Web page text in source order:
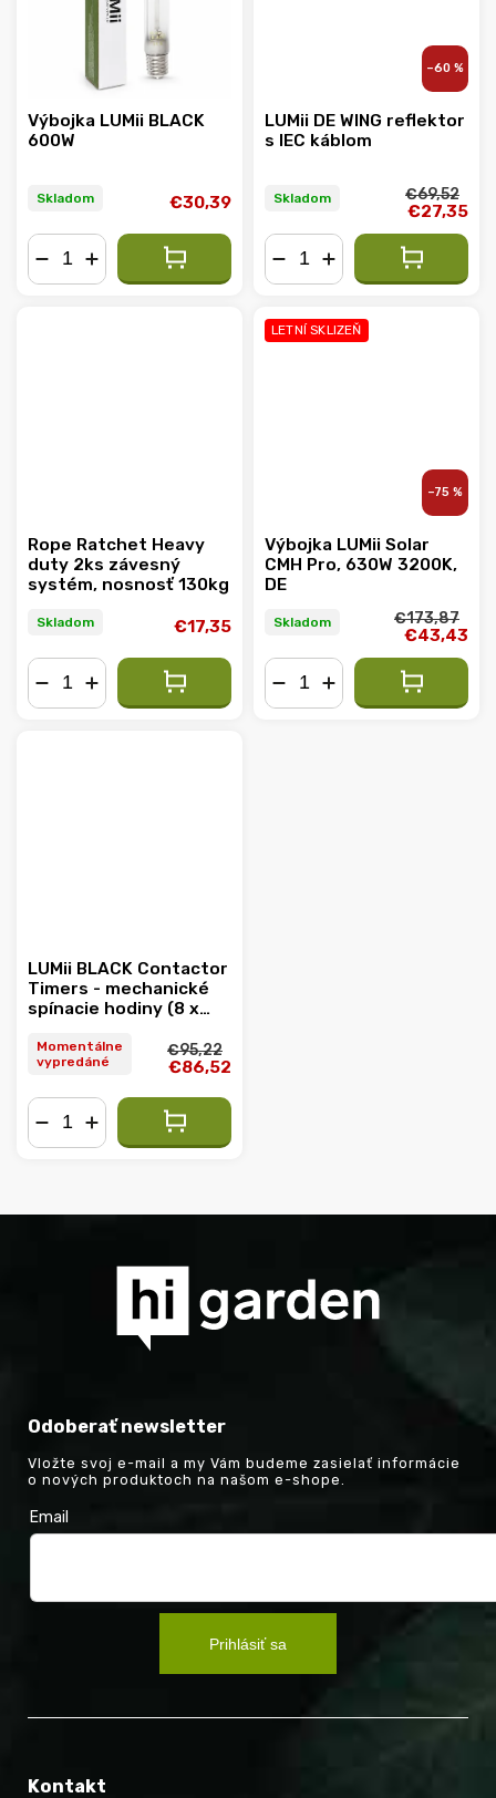
Výbojka LUMii BLACK
600W
Skladom €30,39
–60 %
LUMii DE WING reflektor
s IEC káblom
Skladom €69,52
€27,35
Rope Ratchet Heavy
duty 2ks závesný
systém, nosnosť 130kg
Skladom €17,35
LETNÍ SKLIZEŇ
–75 %
Výbojka LUMii Solar
CMH Pro, 630W 3200K,
DE
Skladom €173,87
€43,43
LUMii BLACK Contactor
Timers - mechanické
spínacie hodiny (8 x
Momentálne
vypredáné
€95,22
€86,52
Odoberať newsletter
Vložte svoj e-mail a my Vám budeme zasielať informácie
o nových produktoch na našom e-shope.
Email
Prihlásiť sa
Kontakt